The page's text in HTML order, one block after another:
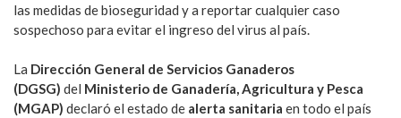
las medidas de bioseguridad y a reportar cualquier caso
sospechoso para evitar el ingreso del virus al país.
La Dirección General de Servicios Ganaderos
(DGSG) del Ministerio de Ganadería, Agricultura y Pesca
(MGAP) declaró el estado de alerta sanitaria en todo el país